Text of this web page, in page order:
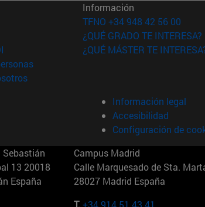
en nueva ventana)
nueva ventana)
(abre en nueva ventana)
(abre en nueva ventana)
(abre en nueva ventana)
Información
TFNO +34 948 42 56 00
¿QUÉ GRADO TE INTERESA?
¿QUÉ MÁSTER TE
Información legal
Accesibilidad
Configuración de
Sebastián
13 20018
España
Campus Madrid
Calle Marquesado de Sta.
28027 Madrid España
T. +34 914 51 43 41